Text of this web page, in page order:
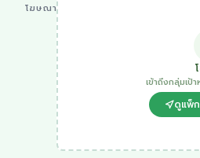
โฆษณา
เข้าถึงกลุ่มเป้
ดูแพ็